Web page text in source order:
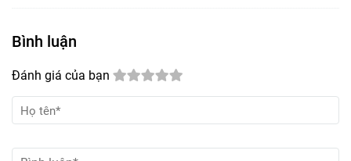
Bình luận
Đánh giá của bạn